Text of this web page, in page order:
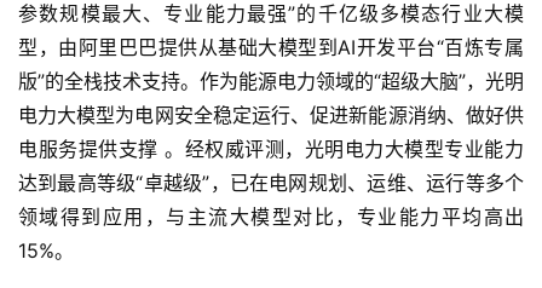
参数规模最大、专业能力最强”的千亿级多模态行业大模
型，由阿里巴巴提供从基础大模型到AI开发平台“百炼专属
版”的全栈技术支持。作为能源电力领域的“超级大脑”，光明
电力大模型为电网安全稳定运行、促进新能源消纳、做好供
电服务提供支撑 。经权威评测，光明电力大模型专业能力
达到最高等级“卓越级”，已在电网规划、运维、运行等多个
领域得到应用，与主流大模型对比，专业能力平均高出
15%。